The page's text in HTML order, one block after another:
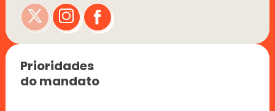
Prioridades
do mandato